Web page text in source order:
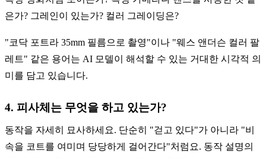
은가? 그레인이 있는가? 컬러 그레이딩은?
"코닥 포트라 35mm 필름으로 촬영"이나 "웨스 앤더슨 컬러 팔
레트" 같은 용어는 AI 모델이 해석할 수 있는 거대한 시각적 의
미를 담고 있습니다.
4. 피사체는 무엇을 하고 있는가?
동작을 자세히 묘사하세요. 단순히 "걷고 있다"가 아니라 "비
속을 코트를 여미며 당당하게 걸어간다"처럼요. 동작 설명의